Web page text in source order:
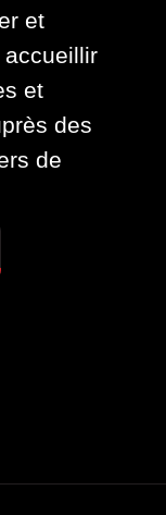
et
accueillir
et
des
de